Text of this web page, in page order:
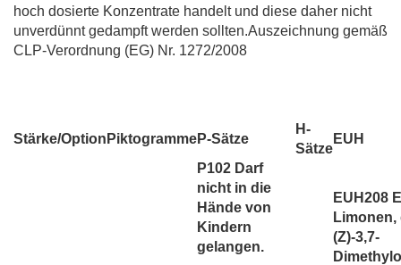
hoch dosierte Konzentrate handelt und diese daher nicht
unverdünnt gedampft werden sollten.Auszeichnung gemäß
CLP-Verordnung (EG) Nr. 1272/2008
Stärke/Option PiktogrammeP-Sätze
H-
Sätze
EUH
P102 Darf
nicht in die
Hände von
Kindern
gelangen.
EUH208
Limonen,
(Z)-3,7-